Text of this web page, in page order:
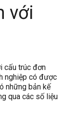
với
cấu trúc đơn
nghiệp có được
những bản kế
qua các số liệu